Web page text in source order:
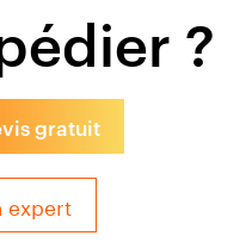
?
gratuit
expert